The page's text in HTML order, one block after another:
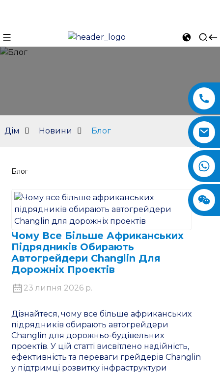
Дім Новини Блог
Блог
Чому Все Більше Африканських
Підрядників Обирають
Автогрейдери Changlin Для
Дорожніх Проектів
23 липня 2026 р.
Дізнайтеся, чому все більше африканських
підрядників обирають автогрейдери
Changlin для дорожньо-будівельних
проектів. У цій статті висвітлено надійність,
ефективність та переваги грейдерів Changlin
у підтримці розвитку інфраструктури